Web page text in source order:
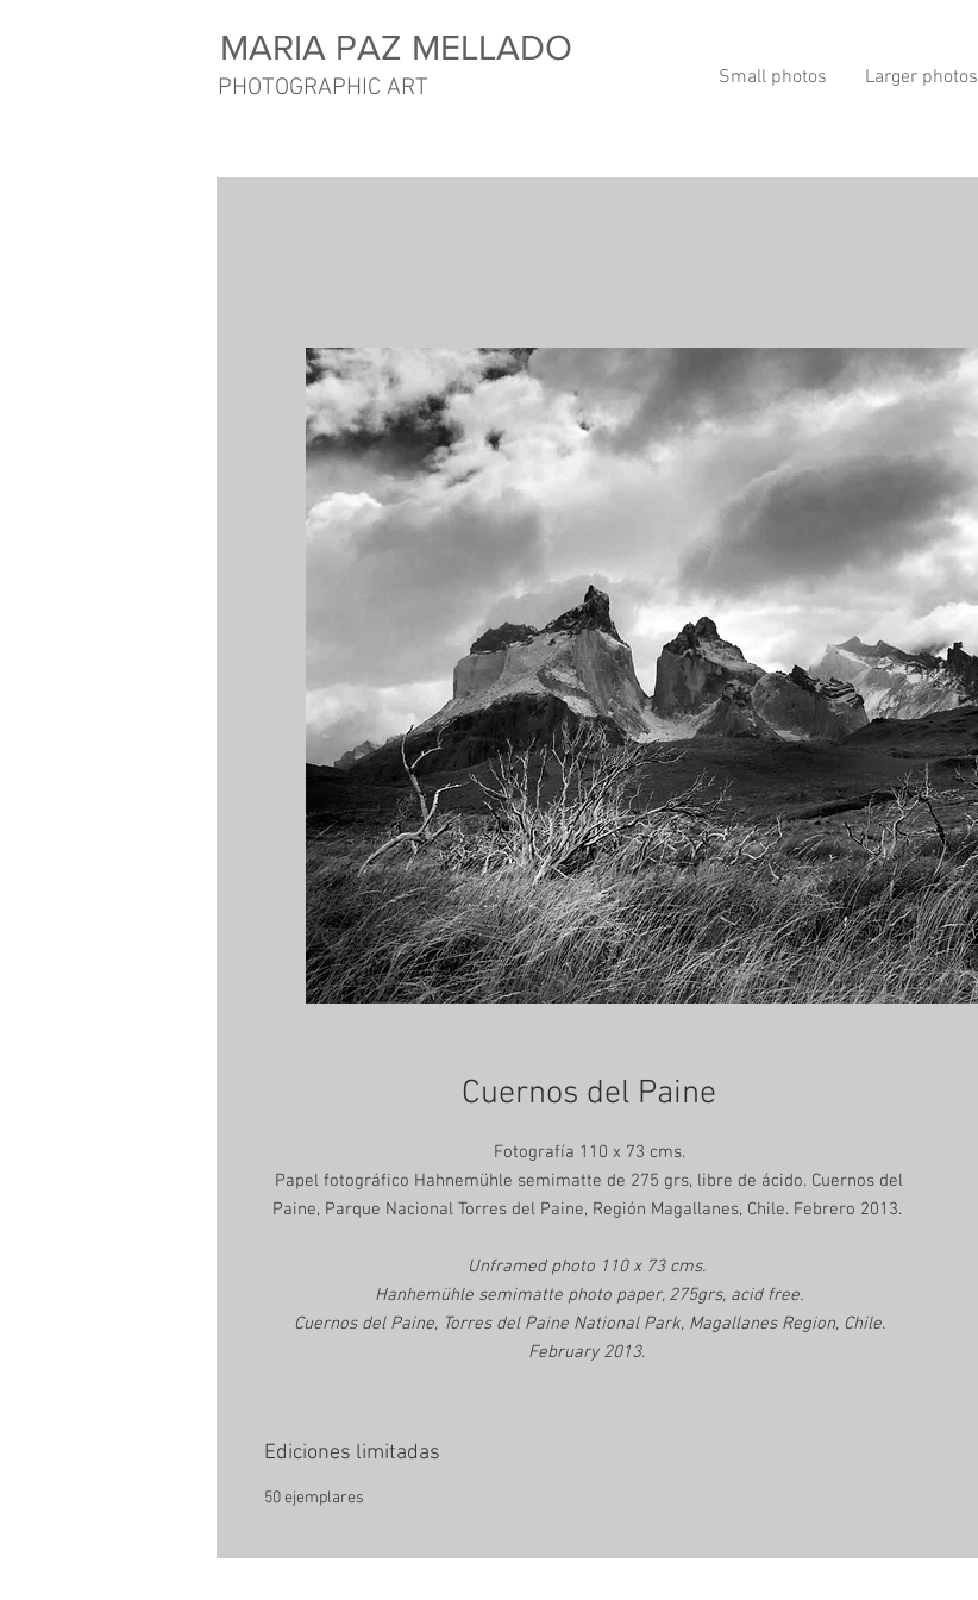
MARIA PAZ MELLADO
PHOTOGRAPHIC ART Small photos Larger photos
Cuernos del Paine
Fotografía 110 x 73 cms.
Papel fotográfico Hahnemühle semimatte de 275 grs, libre de ácido. Cuernos del
Paine, Parque Nacional Torres del Paine, Región Magallanes, Chile. Febrero 2013.
Unframed photo 110 x 73 cms.
Hanhemühle semimatte photo paper, 275grs, acid free.
Cuernos del Paine, Torres del Paine National Park, Magallanes Region, Chile.
February 2013.
Ediciones limitadas
50 ejemplares